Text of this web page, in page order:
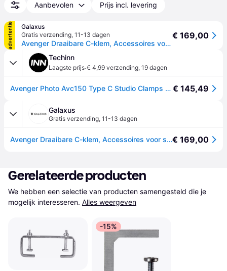
Aanbevolen Prijs incl. levering
advertentie
Galaxus
Gratis verzending, 11-13 dagen
Avenger Draaibare C-klem, Accessoires voor studio-apparatuur, Zwart
€ 169,00
Techinn
Laagste prijs·€ 4,99 verzending, 19 dagen
Avenger Photo Avc150 Type C Studio Clamps Zilver € 145,49
Galaxus
Gratis verzending, 11-13 dagen
Avenger Draaibare C-klem, Accessoires voor studio-apparatuur, Zwart€ 169,00
Gerelateerde producten
We hebben een selectie van producten samengesteld die je
mogelijk interesseren. Alles weergeven
-15%